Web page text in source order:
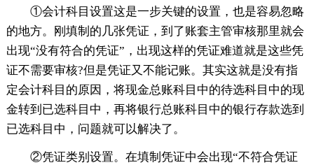
①会计科目设置这是一步关键的设置，也是容易忽略
的地方。刚填制的几张凭证，到了账套主管审核那里就会
出现“没有符合的凭证”，出现这样的凭证难道就是这些凭
证不需要审核?但是凭证又不能记账。其实这就是没有指
定会计科目的原因，将现金总账科目中的待选科目中的现
金转到已选科目中，再将银行总账科目中的银行存款选到
已选科目中，问题就可以解决了。
②凭证类别设置。在填制凭证中会出现“不符合凭证